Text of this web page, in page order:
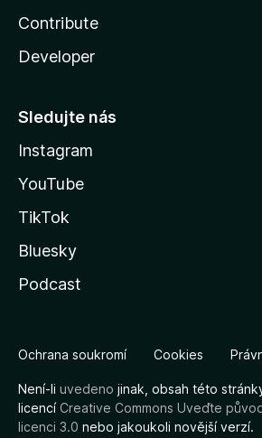
Contribute
Developer
Sledujte nás
Instagram
YouTube
TikTok
Bluesky
Podcast
Ochrana soukromí Cookies
Není-li uvedeno jinak, obsah této
licencíCreative Commons Uveďte
licenci 3.0 nebo jakoukoli novější verzí.